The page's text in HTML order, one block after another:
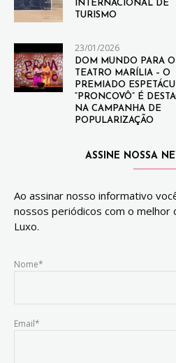
INTERNACIONAL DE
TURISMO
23/01/2026
DOM MUNDO PARA O
TEATRO MARÍLIA – O
PREMIADO
“PRONCOVÔ” É
NA CAMPANHA DE
POPULARIZAÇÃO
ASSINE NOSSA
Ao assinar nosso informativo
nossos periódicos com o melhor
Luxo.
Nome*
Email*